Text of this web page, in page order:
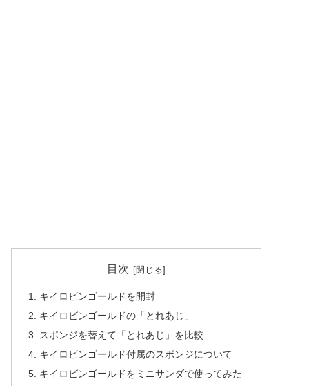
目次
キイロビンゴールドを開封
キイロビンゴールドの「とれあじ」
スポンジを替えて「とれあじ」を比較
キイロビンゴールド付属のスポンジについて
キイロビンゴールドをミニサンダで使ってみた